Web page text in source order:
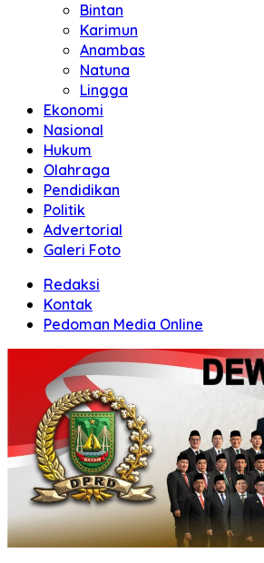
Bintan
Karimun
Anambas
Natuna
Lingga
Ekonomi
Nasional
Hukum
Olahraga
Pendidikan
Politik
Advertorial
Galeri Foto
Redaksi
Kontak
Pedoman Media Online